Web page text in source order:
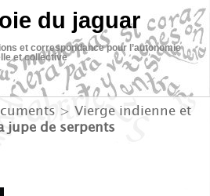
du jaguar
et correspondance pour l’autonomie
et collective
> Vierge indienne et
jupe de serpents